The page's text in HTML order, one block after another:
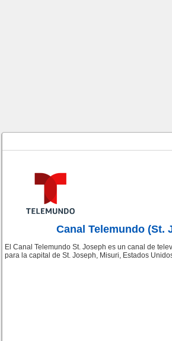
Canal Telemundo (St.
El Canal Telemundo St. Joseph es un canal de
para la capital de St. Joseph, Misuri, Estados